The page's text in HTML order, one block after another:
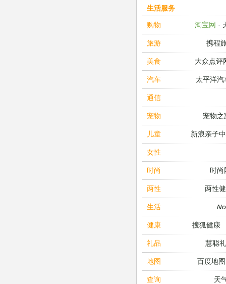
生活服务
购物
淘宝网 ·
旅游 携程
美食 大众点评
汽车 太平洋汽
通信
宠物 宠物之
儿童 新浪亲子
女性
时尚 时尚
两性 两性
生活
健康 搜狐健康
礼品 慧聪
地图 百度地
查询 天